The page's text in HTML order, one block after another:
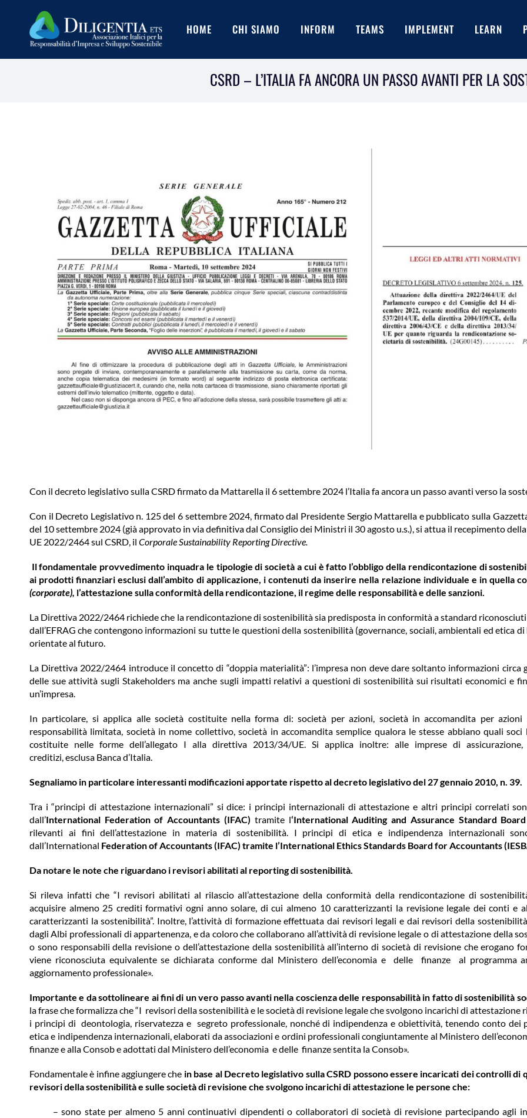
contenuto
HOME CHI SIAMO INFORM TEAMS IMPLEMENT LEARN
CSRD – L’ITALIA FA ANCORA UN PASSO AVANTI PER LA
Con il decreto legislativo sulla CSRD firmato da Mattarella il 6 settembre 2024 l’Italia fa ancora un passo avanti verso la
Con il Decreto Legislativo n. 125 del 6 settembre 2024, firmato dal Presidente Sergio Mattarella e pubblicato sulla
del 10 settembre 2024 (già approvato in via definitiva dal Consiglio dei Ministri il 30 agosto u.s.), si attua il recepimento
UE 2022/2464 sul CSRD, il CorporaleSustainability Reporting Directive.
Il fondamentale provvedimento inquadra le tipologie di società a cui è fatto l’obbligo della rendicontazione di
ai prodotti finanziari esclusi dall’ambito di applicazione, i contenuti da inserire nella relazione individuale e in quella
(corporate), l’attestazione sulla conformità della rendicontazione, il regime delle responsabilità e delle sanzioni.
La Direttiva 2022/2464 richiede che la rendicontazione di sostenibilità sia predisposta in conformità a standard
dall’EFRAG che contengono informazioni su tutte le questioni della sostenibilità (governance, sociali, ambientali ed etica di
orientate al futuro.
La Direttiva 2022/2464 introduce il concetto di “doppia materialità”: l’impresa non deve dare soltanto informazioni circa
delle sue attività sugli Stakeholders ma anche sugli impatti relativi a questioni di sostenibilità sui risultati economici e
un’impresa.
In particolare, si applica alle società costituite nella forma di: società per azioni, società in accomandita per azioni
responsabilità limitata, società in nome collettivo, società in accomandita semplice qualora le stesse abbiano quali soci
costituite nelle forme dell’allegato I alla direttiva 2013/34/UE. Si applica inoltre: alle imprese di
creditizi, esclusa Banca d’Italia.
Segnaliamo in particolare interessanti modificazioni apportate rispetto al decreto legislativo del 27 gennaio 2010, n. 39.
Tra i “principi di attestazione internazionali” si dice: i principi internazionali di attestazione e altri principi correlati
dall’International Federation of Accountants (IFAC) tramite l‘International Auditing and Assurance Standard
rilevanti ai fini dell’attestazione in materia di sostenibilità. I principi di etica e indipendenza internazionali
dall’International Federation of Accountants (IFAC) tramite l’International Ethics Standards Board for Accountants
Da notare le note che riguardano i revisori abilitati al reporting di sostenibilità.
Si rileva infatti che “I revisori abilitati al rilascio all’attestazione della conformità della rendicontazione di
acquisire almeno 25 crediti formativi ogni anno solare, di cui almeno 10 caratterizzanti la revisione legale dei conti e
caratterizzanti la sostenibilità”. Inoltre, l’attività di formazione effettuata dai revisori legali e dai revisori della
dagli Albi professionali di appartenenza, e da coloro che collaborano all’attività di revisione legale o di attestazione della
o sono responsabili della revisione o dell’attestazione della sostenibilità all’interno di società di revisione che erogano
viene riconosciuta equivalente se dichiarata conforme dal Ministero dell’economia e delle finanze al programma
aggiornamento professionale».
Importante e da sottolineare ai fini di un vero passo avanti nella coscienza delle responsabilità in fatto di sostenibilità
la frase che formalizza che “I revisori della sostenibilità e le società di revisione legale che svolgono incarichi di attestazione
i principi di deontologia, riservatezza e segreto professionale, nonché di indipendenza e obiettività, tenendo conto dei
etica e indipendenza internazionali, elaborati da associazioni e ordini professionali congiuntamente al Ministero
finanze e alla Consob e adottati dal Ministero dell’economia e delle finanze sentita la Consob».
Fondamentale è infine aggiungere che in base al Decreto legislativo sulla CSRD possono essere incaricati dei controlli di
revisori della sostenibilità e sulle società di revisione che svolgono incarichi di attestazione le persone che:
– sono state per almeno 5 anni continuativi dipendenti o collaboratori di società di revisione partecipando agli